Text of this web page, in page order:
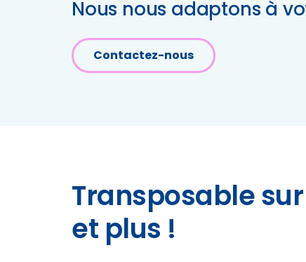
Nous nous adaptons à
Contactez-nous
Transposable
et plus !